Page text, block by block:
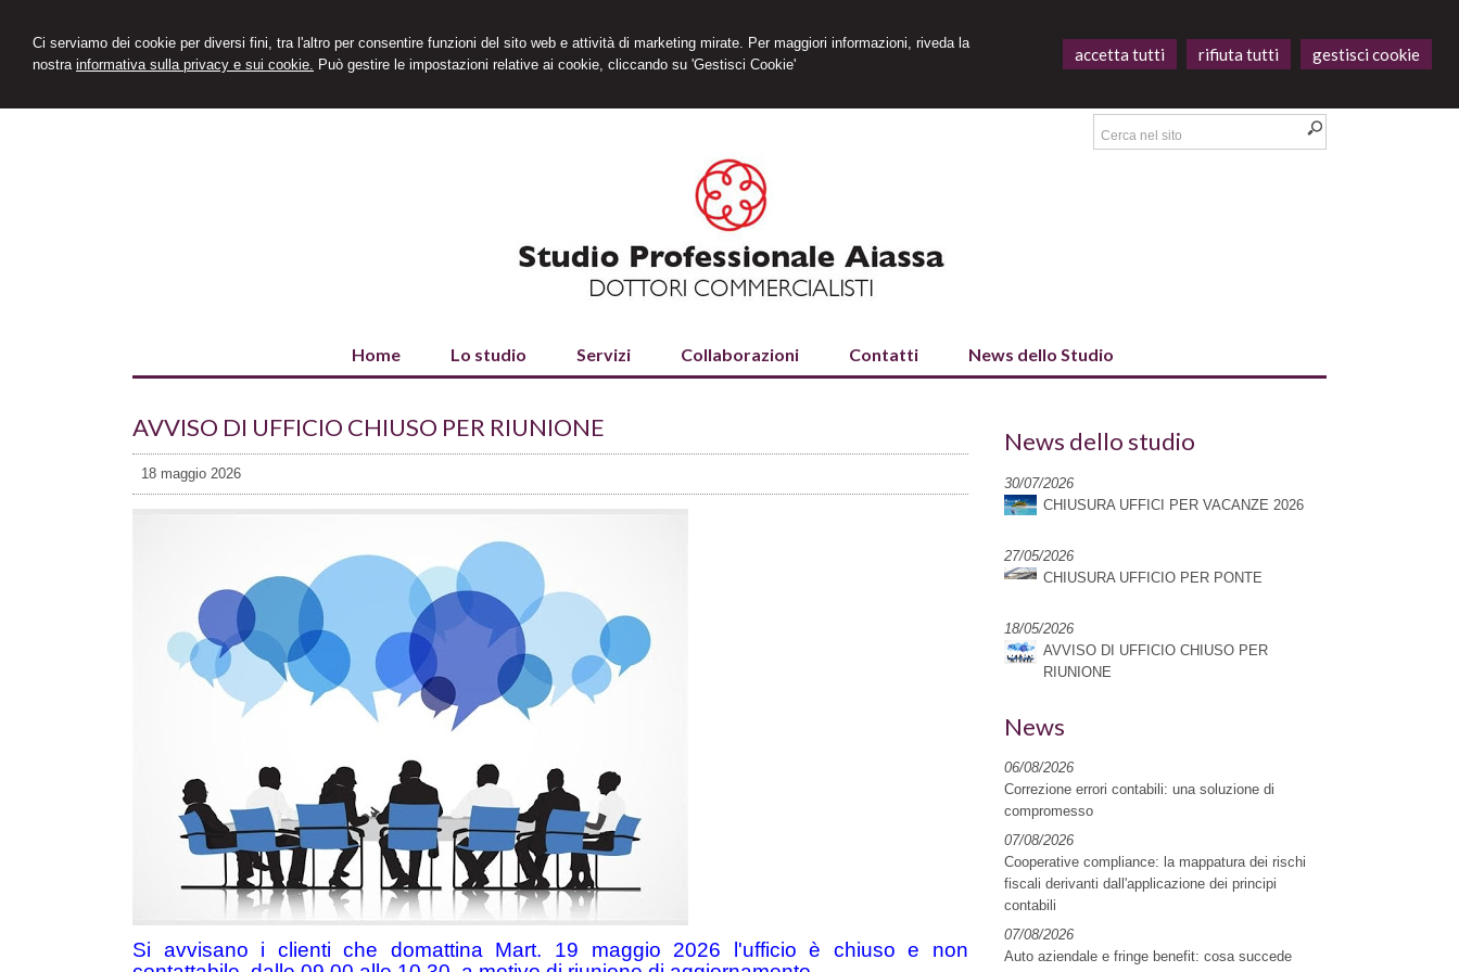
Ci serviamo dei cookie per diversi fini, tra l'altro per consentire funzioni del sito web e attività di marketing mirate. Per maggiori informazioni, riveda la
nostra informativa sulla privacy e sui cookie. Può gestire le impostazioni relative ai cookie, cliccando su 'Gestisci Cookie'
accetta tutti rifiuta tutti gestisci cookie
Home Lo studio Servizi Collaborazioni Contatti News dello Studio
AVVISO DI UFFICIO CHIUSO PER RIUNIONE
18 maggio 2026
Si avvisano i clienti che domattina Mart. 19 maggio 2026 l'ufficio è chiuso e non
News dello studio
30/07/2026
CHIUSURA UFFICI PER VACANZE 2026
27/05/2026
CHIUSURA UFFICIO PER PONTE
18/05/2026
AVVISO DI UFFICIO CHIUSO PER
RIUNIONE
News
06/08/2026
Correzione errori contabili: una soluzione di
compromesso
07/08/2026
Cooperative compliance: la mappatura dei rischi
fiscali derivanti dall'applicazione dei principi
contabili
07/08/2026
Auto aziendale e fringe benefit: cosa succede